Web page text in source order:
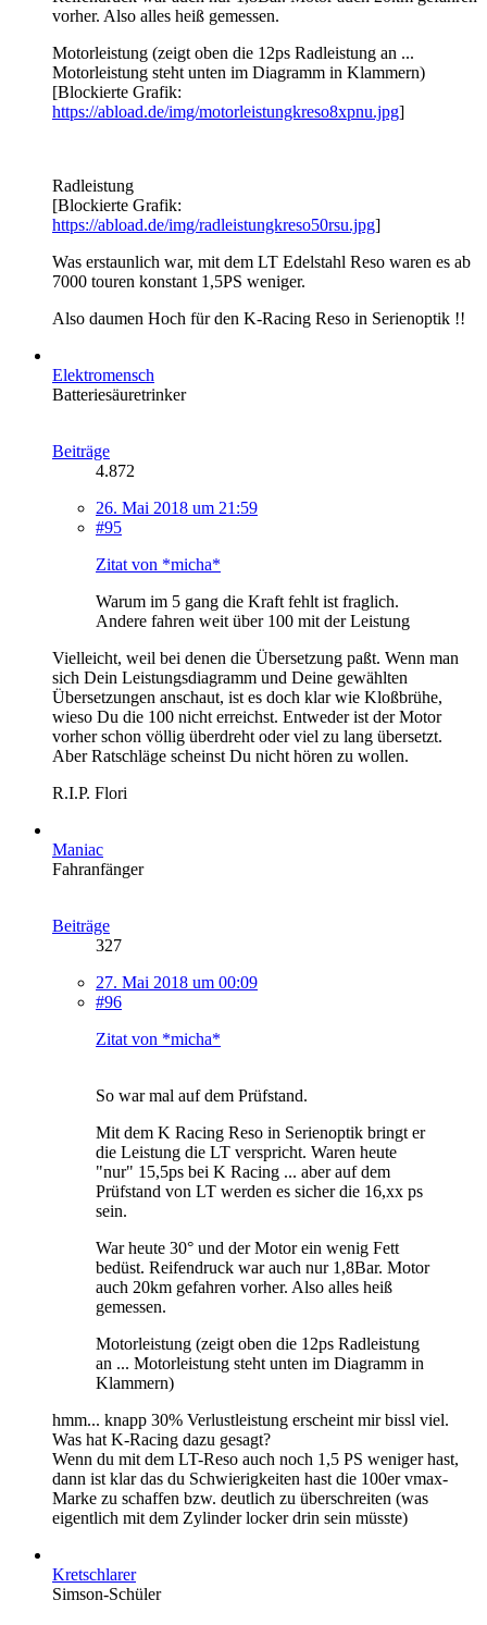
vorher. Also alles heiß gemessen.
Motorleistung (zeigt oben die 12ps Radleistung an ...
Motorleistung steht unten im Diagramm in Klammern)
[Blockierte Grafik:
https://abload.de/img/motorleistungkreso8xpnu.jpg]
Radleistung
[Blockierte Grafik:
https://abload.de/img/radleistungkreso50rsu.jpg]
Was erstaunlich war, mit dem LT Edelstahl Reso waren es ab
7000 touren konstant 1,5PS weniger.
Also daumen Hoch für den K-Racing Reso in Serienoptik !!
Elektromensch
Batteriesäuretrinker
Beiträge
4.872
26. Mai 2018 um 21:59
#95
Zitat von *micha*
Warum im 5 gang die Kraft fehlt ist fraglich.
Andere fahren weit über 100 mit der Leistung
Vielleicht, weil bei denen die Übersetzung paßt. Wenn man
sich Dein Leistungsdiagramm und Deine gewählten
Übersetzungen anschaut, ist es doch klar wie Kloßbrühe,
wieso Du die 100 nicht erreichst. Entweder ist der Motor
vorher schon völlig überdreht oder viel zu lang übersetzt.
Aber Ratschläge scheinst Du nicht hören zu wollen.
R.I.P. Flori
Maniac
Fahranfänger
Beiträge
327
27. Mai 2018 um 00:09
#96
Zitat von *micha*
So war mal auf dem Prüfstand.
Mit dem K Racing Reso in Serienoptik bringt er
die Leistung die LT verspricht. Waren heute
"nur" 15,5ps bei K Racing ... aber auf dem
Prüfstand von LT werden es sicher die 16,xx ps
sein.
War heute 30° und der Motor ein wenig Fett
bedüst. Reifendruck war auch nur 1,8Bar. Motor
auch 20km gefahren vorher. Also alles heiß
gemessen.
Motorleistung (zeigt oben die 12ps Radleistung
an ... Motorleistung steht unten im Diagramm in
Klammern)
hmm... knapp 30% Verlustleistung erscheint mir bissl viel.
Was hat K-Racing dazu gesagt?
Wenn du mit dem LT-Reso auch noch 1,5 PS weniger hast,
dann ist klar das du Schwierigkeiten hast die 100er vmax-
Marke zu schaffen bzw. deutlich zu überschreiten (was
eigentlich mit dem Zylinder locker drin sein müsste)
Kretschlarer
Simson-Schüler